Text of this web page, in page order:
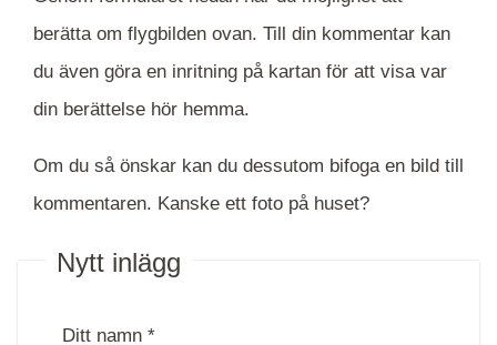
berätta om flygbilden ovan. Till din kommentar kan
du även göra en inritning på kartan för att visa var
din berättelse hör hemma.
Om du så önskar kan du dessutom bifoga en bild till
kommentaren. Kanske ett foto på huset?
Nytt inlägg
Ditt namn *